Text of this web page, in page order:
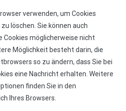
verwenden, um Cookies
löschen. Sie können auch
möglicherweise nicht
Möglichkeit besteht darin, die
so zu ändern, dass Sie bei
eine Nachricht erhalten. Weitere
finden Sie in den
Ihres Browsers.